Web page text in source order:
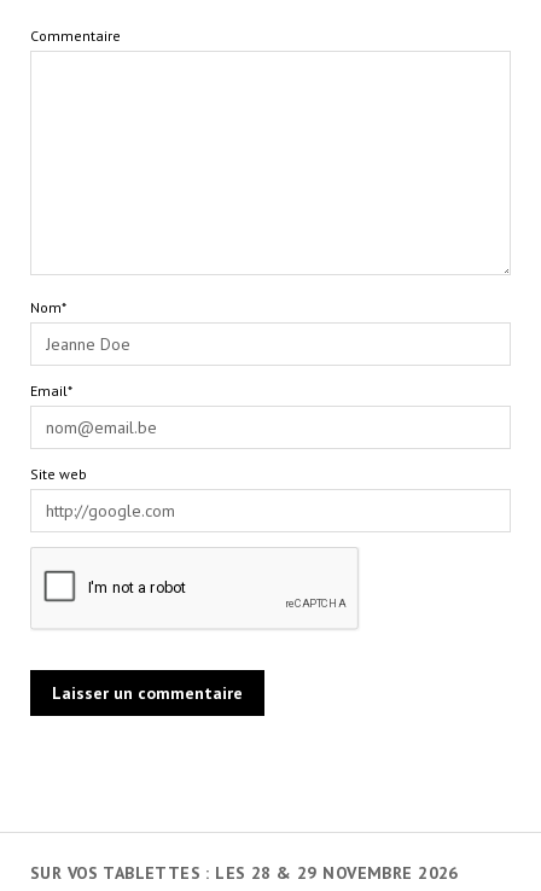
SUR VOS TABLETTES : LES 28 & 29 NOVEMBRE 2026
Commentaire
Nom*
Email*
Site web